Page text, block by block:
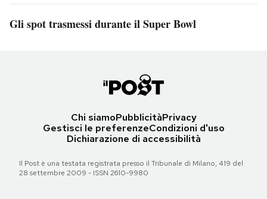
Gli spot trasmessi durante il Super Bowl
Chi siamoPubblicitàPrivacy
Gestisci le preferenzeCondizioni d'uso
Dichiarazione di accessibilità
Il Post è una testata registrata presso il Tribunale di Milano, 419 del
28 settembre 2009 - ISSN 2610-9980